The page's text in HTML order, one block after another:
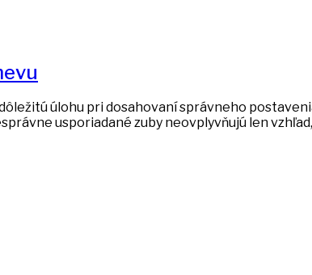
úlohu pri dosahovaní správneho
usporiadané zuby neovplyvňujú len